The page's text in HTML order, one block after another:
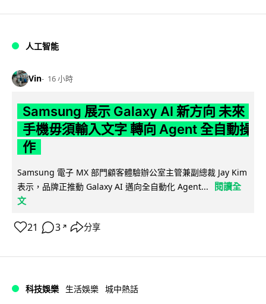
人工智能
Vin 16 小時
Samsung 展示 Galaxy AI 新方向 未來
手機毋須輸入文字 轉向 Agent 全自動操
作
Samsung 電子 MX 部門顧客體驗辦公室主管兼副總裁 Jay Kim
表示，品牌正推動 Galaxy AI 邁向全自動化 Agent...
閱讀全
文
21 3 ↗ 分享
科技娛樂 生活娛樂 城中熱話